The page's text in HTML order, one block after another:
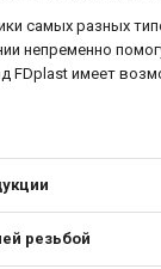
самых разных
непременно
FDplast имеет
резьбой